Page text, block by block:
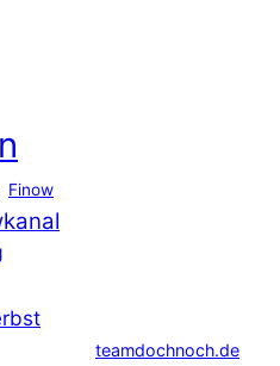
Finow
teamdochnoch.de